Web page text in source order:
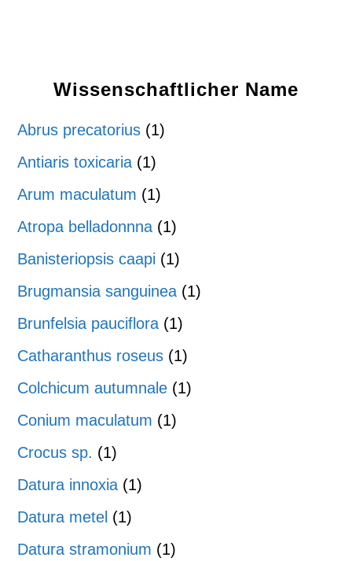
Wissenschaftlicher Name
Abrus precatorius (1)
Antiaris toxicaria (1)
Arum maculatum (1)
Atropa belladonnna (1)
Banisteriopsis caapi (1)
Brugmansia sanguinea (1)
Brunfelsia pauciflora (1)
Catharanthus roseus (1)
Colchicum autumnale (1)
Conium maculatum (1)
Crocus sp. (1)
Datura innoxia (1)
Datura metel (1)
Datura stramonium (1)